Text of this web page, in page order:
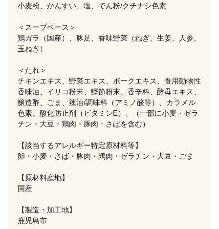
小麦粉、かんすい、塩、でん粉/クチナシ色素
＜スープベース＞
鶏ガラ（国産）、豚足、香味野菜（ねぎ、生姜、人参、
玉ねぎ）
＜たれ＞
チキンエキス、野菜エキス、ポークエキス、食用動物性
香味油、イリコ粉末、鰹節粉末、香辛料、酵母エキス、
醸造酢、ごま、辣油/調味料（アミノ酸等）、カラメル
色素、酸化防止剤（ビタミンE）、（一部に小麦・ゼラ
チン・大豆・鶏肉・豚肉・さばを含む）
【該当するアレルギー特定原材料等】
卵・小麦・さば・豚肉・鶏肉・ゼラチン・大豆・ごま
【原材料産地】
国産
【製造・加工地】
鹿児島市